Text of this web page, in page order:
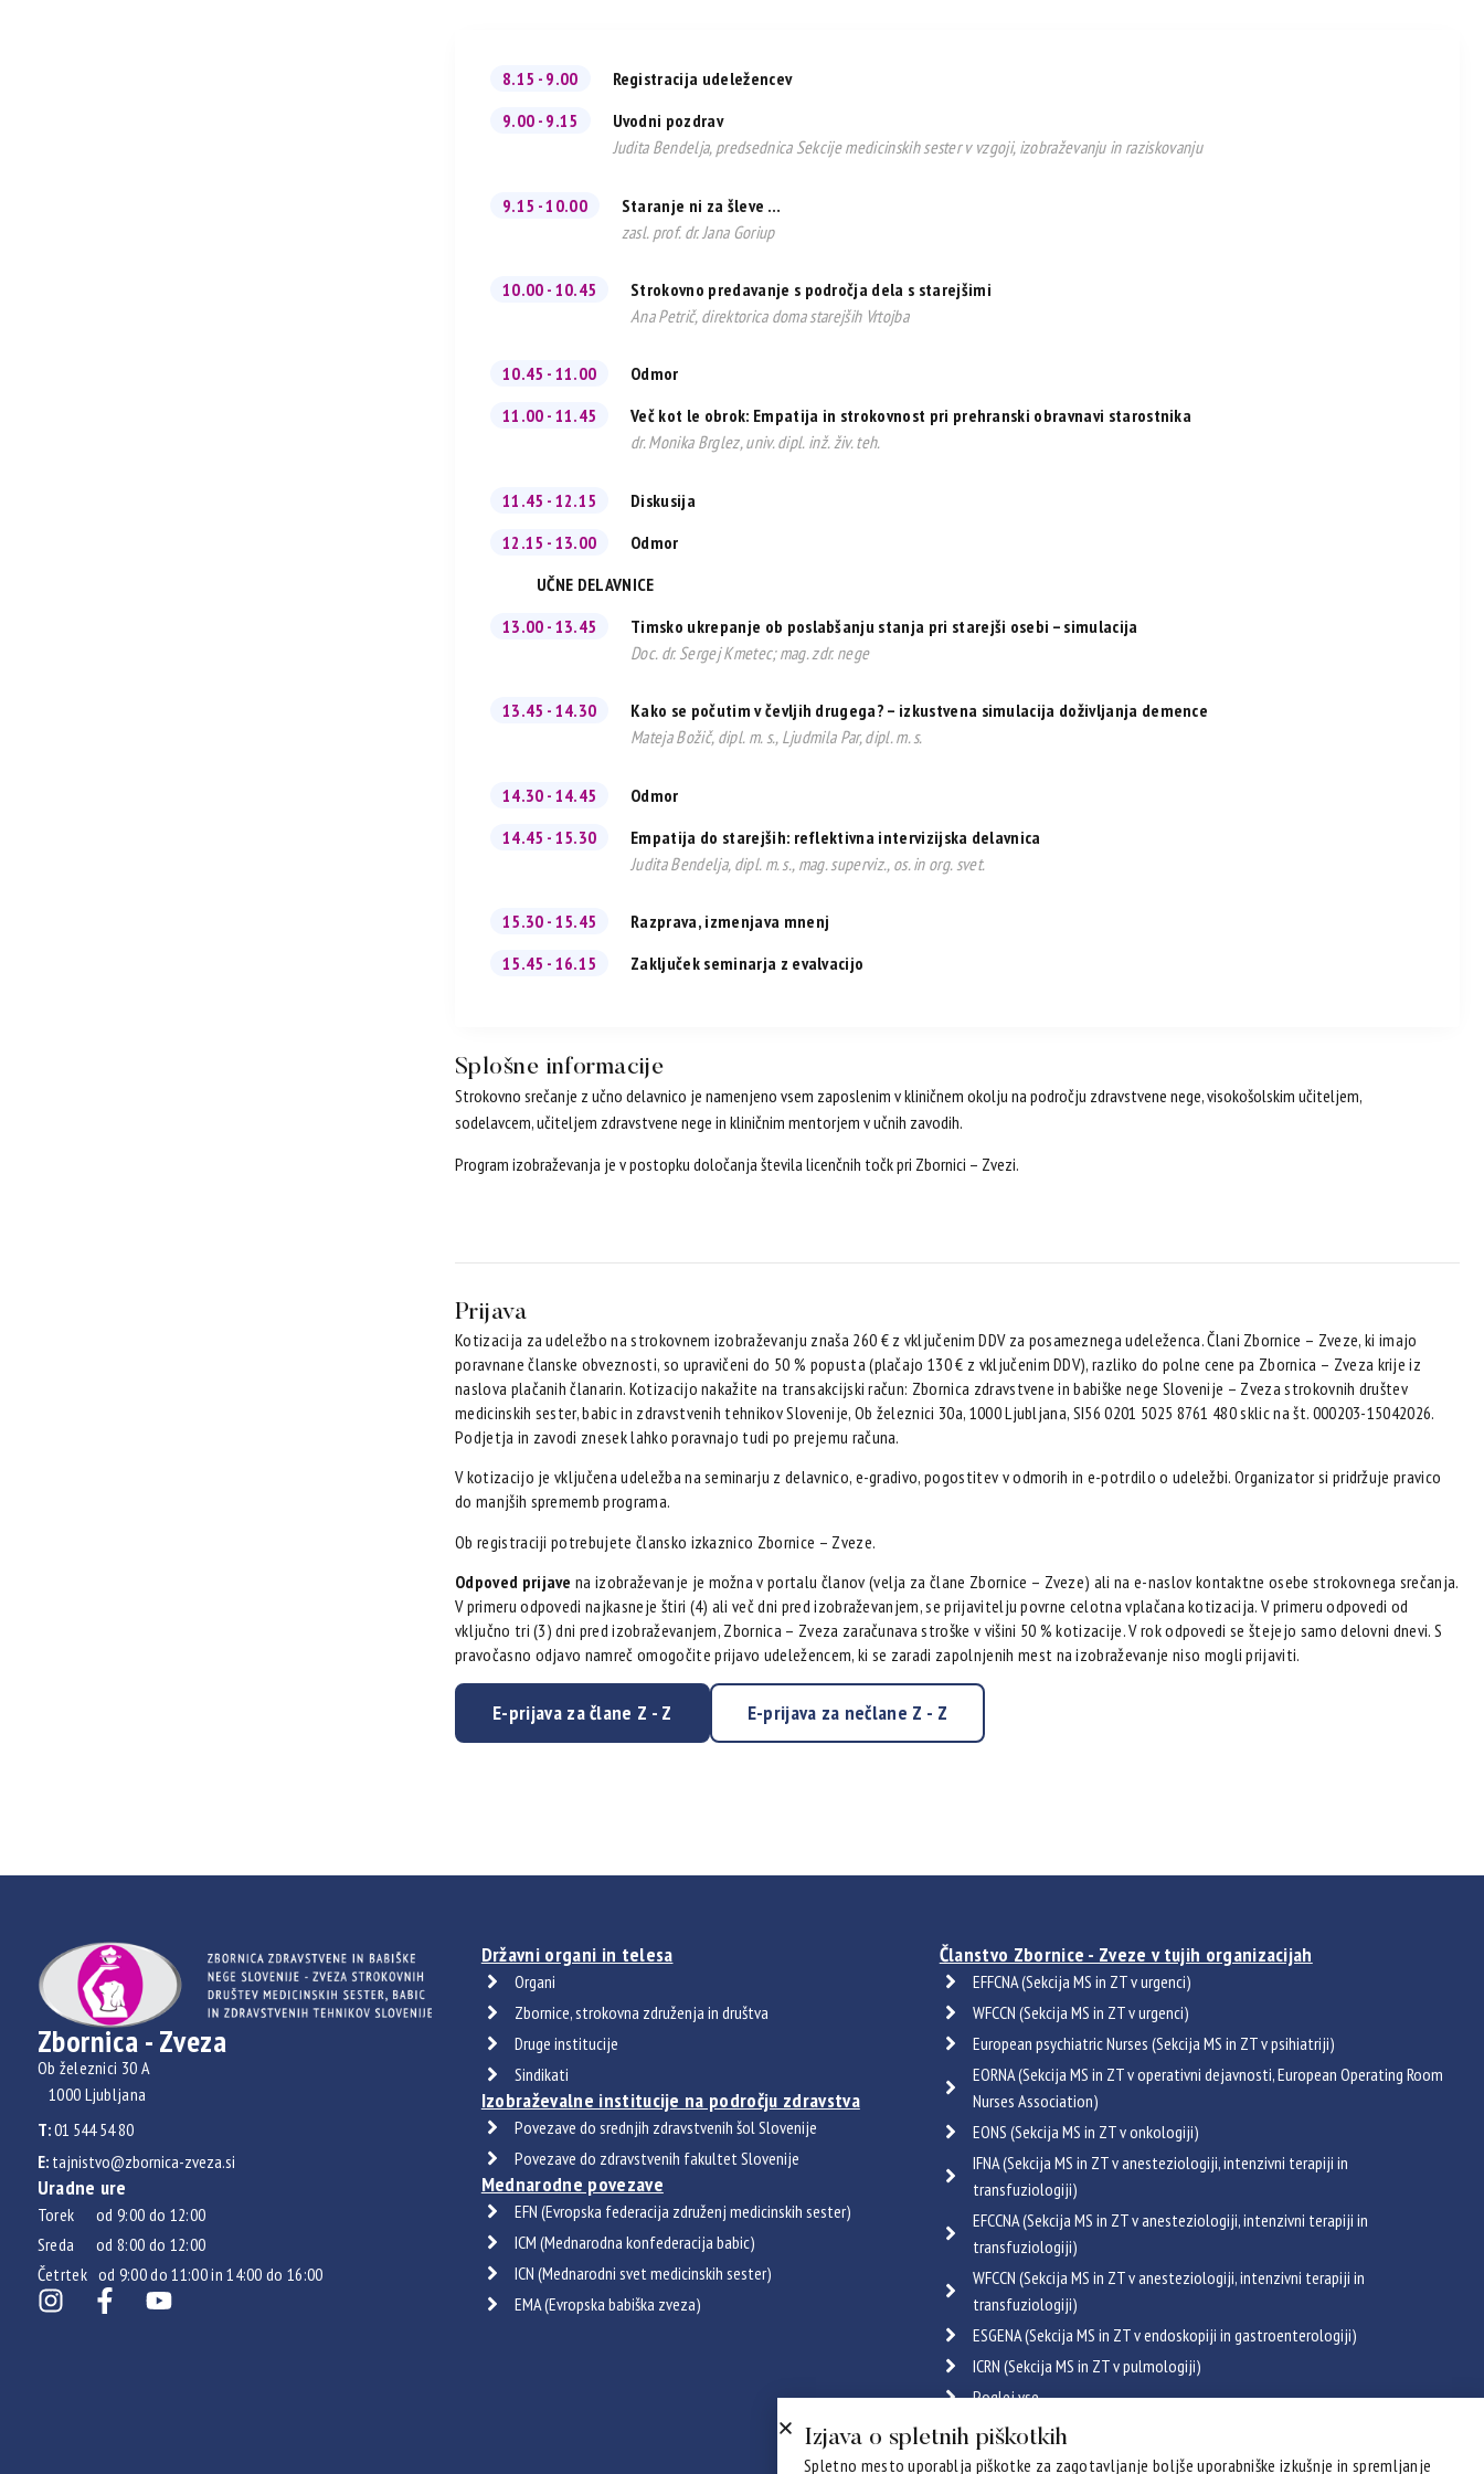
8.15 - 9.00
Registracija udeležencev
9.00 - 9.15
Uvodni pozdrav
Judita Bendelja, predsednica Sekcije medicinskih sester v vzgoji, izobraževanju in raziskovanju
9.15 - 10.00
Staranje ni za šleve …
zasl. prof. dr. Jana Goriup
10.00 - 10.45
Strokovno predavanje s področja dela s starejšimi
Ana Petrič, direktorica doma starejših Vrtojba
10.45 - 11.00
Odmor
11.00 - 11.45
Več kot le obrok: Empatija in strokovnost pri prehranski obravnavi starostnika
dr. Monika Brglez, univ. dipl. inž. živ. teh.
11.45 - 12.15
Diskusija
12.15 - 13.00
Odmor
UČNE DELAVNICE
13.00 - 13.45
Timsko ukrepanje ob poslabšanju stanja pri starejši osebi – simulacija
Doc. dr. Sergej Kmetec; mag. zdr. nege
13.45 - 14.30
Kako se počutim v čevljih drugega? – izkustvena simulacija doživljanja demence
Mateja Božič, dipl. m. s., Ljudmila Par, dipl. m. s.
14.30 - 14.45
Odmor
14.45 - 15.30
Empatija do starejših: reflektivna intervizijska delavnica
Judita Bendelja, dipl. m. s., mag. superviz., os. in org. svet.
15.30 - 15.45
Razprava, izmenjava mnenj
15.45 - 16.15
Zaključek seminarja z evalvacijo
Splošne informacije
Strokovno srečanje z učno delavnico je namenjeno vsem zaposlenim v kliničnem okolju na področju zdravstvene nege, visokošolskim učiteljem,
sodelavcem, učiteljem zdravstvene nege in kliničnim mentorjem v učnih zavodih.
Program izobraževanja je v postopku določanja števila licenčnih točk pri Zbornici – Zvezi.
Prijava
Kotizacija za udeležbo na strokovnem izobraževanju znaša 260 € z vključenim DDV za posameznega udeleženca. Člani Zbornice – Zveze, ki imajo
poravnane članske obveznosti, so upravičeni do 50 % popusta (plačajo 130 € z vključenim DDV), razliko do polne cene pa Zbornica – Zveza krije iz
naslova plačanih članarin. Kotizacijo nakažite na transakcijski račun: Zbornica zdravstvene in babiške nege Slovenije – Zveza strokovnih društev
medicinskih sester, babic in zdravstvenih tehnikov Slovenije, Ob železnici 30a, 1000 Ljubljana, SI56 0201 5025 8761 480 sklic na št. 000203-15042026.
Podjetja in zavodi znesek lahko poravnajo tudi po prejemu računa.
V kotizacijo je vključena udeležba na seminarju z delavnico, e-gradivo, pogostitev v odmorih in e-potrdilo o udeležbi. Organizator si pridržuje pravico
do manjših sprememb programa.
Ob registraciji potrebujete člansko izkaznico Zbornice – Zveze.
Odpoved prijave na izobraževanje je možna v portalu članov (velja za člane Zbornice – Zveze) ali na e-naslov kontaktne osebe strokovnega srečanja.
V primeru odpovedi najkasneje štiri (4) ali več dni pred izobraževanjem, se prijavitelju povrne celotna vplačana kotizacija. V primeru odpovedi od
vključno tri (3) dni pred izobraževanjem, Zbornica – Zveza zaračunava stroške v višini 50 % kotizacije. V rok odpovedi se štejejo samo delovni dnevi. S
pravočasno odjavo namreč omogočite prijavo udeležencem, ki se zaradi zapolnjenih mest na izobraževanje niso mogli prijaviti.
E-prijava za člane Z - Z E-prijava za nečlane Z - Z
Zbornica - Zveza
Ob železnici 30 A
1000 Ljubljana
T:01 544 54 80
E:tajnistvo@zbornica-zveza.si
Uradne ure
Torek od 9:00 do 12:00
Sreda od 8:00 do 12:00
Četrtek od 9:00 do 11:00 in 14:00 do 16:00
Državni organi in telesa
Organi
Zbornice, strokovna združenja in društva
Druge institucije
Sindikati
Izobraževalne institucije na področju zdravstva
Povezave do srednjih zdravstvenih šol Slovenije
Povezave do zdravstvenih fakultet Slovenije
Mednarodne povezave
EFN (Evropska federacija združenj medicinskih sester)
ICM (Mednarodna konfederacija babic)
ICN (Mednarodni svet medicinskih sester)
EMA (Evropska babiška zveza)
Članstvo Zbornice - Zveze v tujih organizacijah
EFFCNA (Sekcija MS in ZT v urgenci)
WFCCN (Sekcija MS in ZT v urgenci)
European psychiatric Nurses (Sekcija MS in ZT v psihiatriji)
EORNA (Sekcija MS in ZT v operativni dejavnosti, European Operating Room
Nurses Association)
EONS (Sekcija MS in ZT v onkologiji)
IFNA (Sekcija MS in ZT v anesteziologiji, intenzivni terapiji in
transfuziologiji)
EFCCNA (Sekcija MS in ZT v anesteziologiji, intenzivni terapiji in
transfuziologiji)
WFCCN (Sekcija MS in ZT v anesteziologiji, intenzivni terapiji in
transfuziologiji)
ESGENA (Sekcija MS in ZT v endoskopiji in gastroenterologiji)
ICRN (Sekcija MS in ZT v pulmologiji)
Poglej vse
Certifikati
Izjava o spletnih piškotkih
Spletno mesto uporablja piškotke za zagotavljanje boljše uporabniške izkušnje in spremljanje